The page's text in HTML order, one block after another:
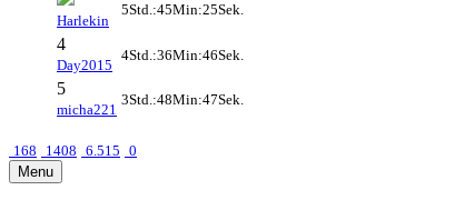
Harlekin
5Std.:45Min:25Sek.
4
Day2015
4Std.:36Min:46Sek.
5
micha221
3Std.:48Min:47Sek.
168 1408 6.515 0
Menu